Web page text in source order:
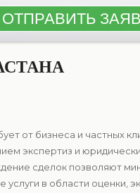
от бизнеса и частных
экспертиз и
сделок позволяют
в области оценки,